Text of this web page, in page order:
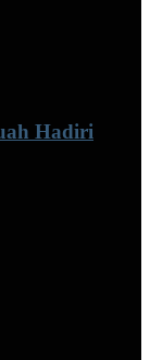
Hadiri